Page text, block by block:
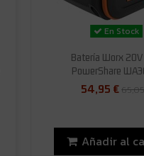
En Stock
Batería Worx
PowerShare
54,95 €
Añadir al